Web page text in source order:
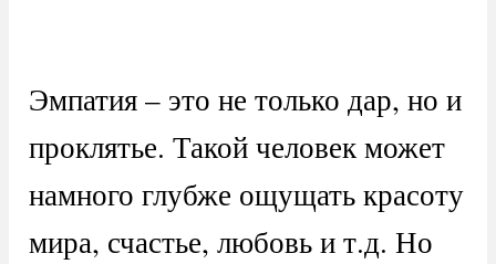
Эмпатия – это не только дар, но и
проклятье. Такой человек может
намного глубже ощущать красоту
мира, счастье, любовь и т.д. Но